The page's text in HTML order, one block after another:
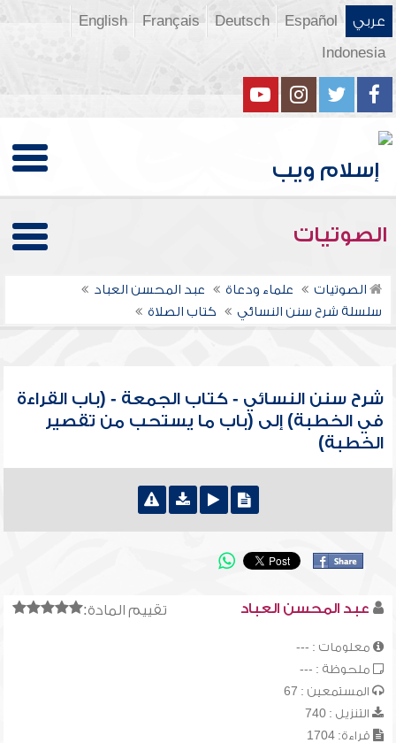
عربي Español
Deutsch
Français
English
Indonesia
الصوتيات
الصوتيات علماء ودعاة
عبد المحسن العباد
سلسلة شرح سنن النسائي
كتاب الصلاة
شرح سنن النسائي - كتاب الجمعة - (باب القراءة
في الخطبة) إلى (باب ما يستحب من تقصير
الخطبة)
تقييم المادة: عبد المحسن العباد
معلومات : ---
ملحوظة : ---
المستمعين : 67
التنزيل : 740
قراءة: 1704